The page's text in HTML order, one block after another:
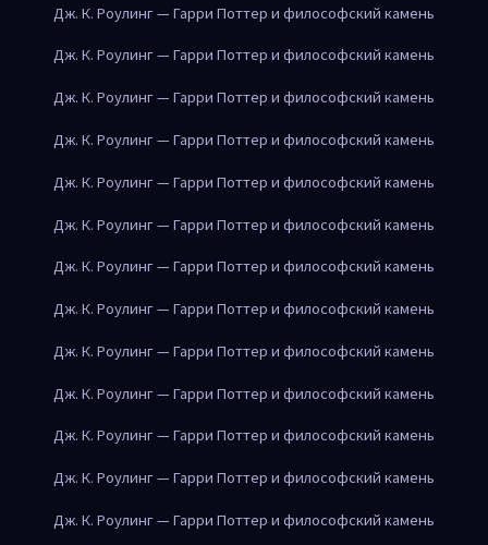
Дж. К. Роулинг — Гарри Поттер и философский камень
Дж. К. Роулинг — Гарри Поттер и философский камень
Дж. К. Роулинг — Гарри Поттер и философский камень
Дж. К. Роулинг — Гарри Поттер и философский камень
Дж. К. Роулинг — Гарри Поттер и философский камень
Дж. К. Роулинг — Гарри Поттер и философский камень
Дж. К. Роулинг — Гарри Поттер и философский камень
Дж. К. Роулинг — Гарри Поттер и философский камень
Дж. К. Роулинг — Гарри Поттер и философский камень
Дж. К. Роулинг — Гарри Поттер и философский камень
Дж. К. Роулинг — Гарри Поттер и философский камень
Дж. К. Роулинг — Гарри Поттер и философский камень
Дж. К. Роулинг — Гарри Поттер и философский камень